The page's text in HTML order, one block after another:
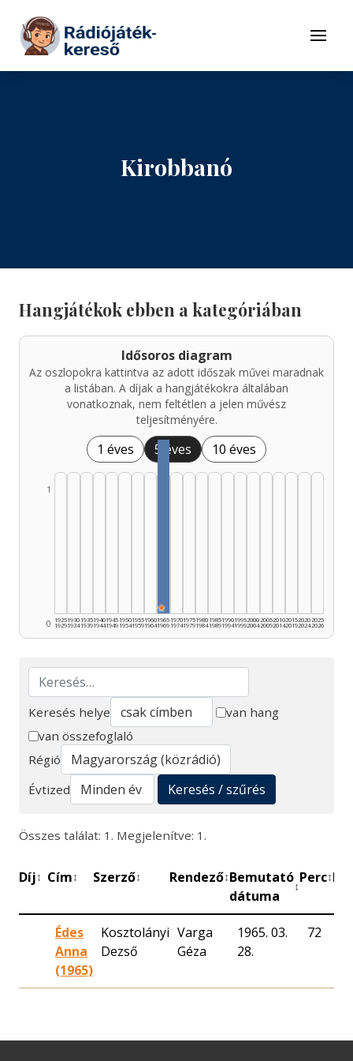
Tovább a tartalomhoz
Menü
Kirobbanó
Hangjátékok ebben a kategóriában
Idősoros diagram
Az oszlopokra kattintva az adott időszak művei maradnak
a listában. A díjak a hangjátékokra általában
vonatkoznak, nem feltétlen a jelen művész
teljesítményére.
1 éves 5 éves 10 éves
0
1
1925
1929
1930
1934
1935
1939
1940
1944
1945
1949
1950
1954
1955
1959
1960
1964
★
1965
1969
1970
1974
1975
1979
1980
1984
1985
1989
1990
1994
1995
1999
2000
2004
2005
2009
2010
2014
2015
2019
2020
2024
2025
2026
Keresés
Keresés helye
van hang
van összefoglaló
Régió
Évtized
Keresés / szűrés
Összes találat: 1. Megjelenítve: 1.
Díj↕ Cím↕ Szerző↕ Rendező↕Bemutató
dátuma
↕
Perc↕
Édes
Anna
(1965)
Kosztolányi
Dezső
Varga
Géza
1965. 03.
28.
72